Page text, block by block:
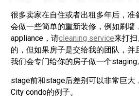
很多卖家在自住或者出租多年后，准
会做一些简单的重新装修，例如刷墙
appliance，请cleaning service来打
的，但如果房子是交给我的团队，并
我们会专门给你的房子做一个staging
stage前和stage后差别可以非常巨大
City condo的例子。